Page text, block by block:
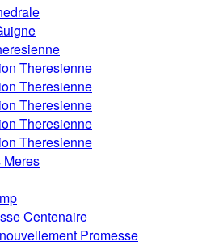
Theresienne
Theresienne
Theresienne
Theresienne
Theresienne
Meres
Centenaire
Promesse